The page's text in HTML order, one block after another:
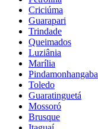
Criciúma
Guarapari
Trindade
Queimados
Luziânia
Marília
Pindamonhangaba
Toledo
Guaratinguetá
Mossoró
Brusque